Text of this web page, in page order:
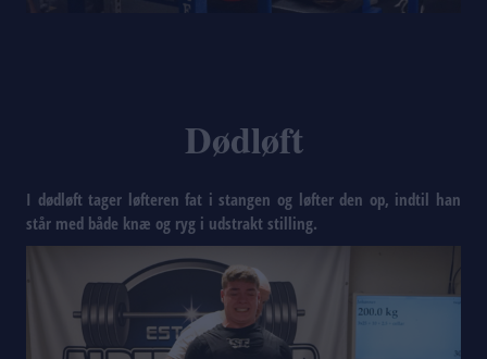
Dødløft
I dødløft tager løfteren fat i stangen og løfter den op, indtil han
står med både knæ og ryg i udstrakt stilling.